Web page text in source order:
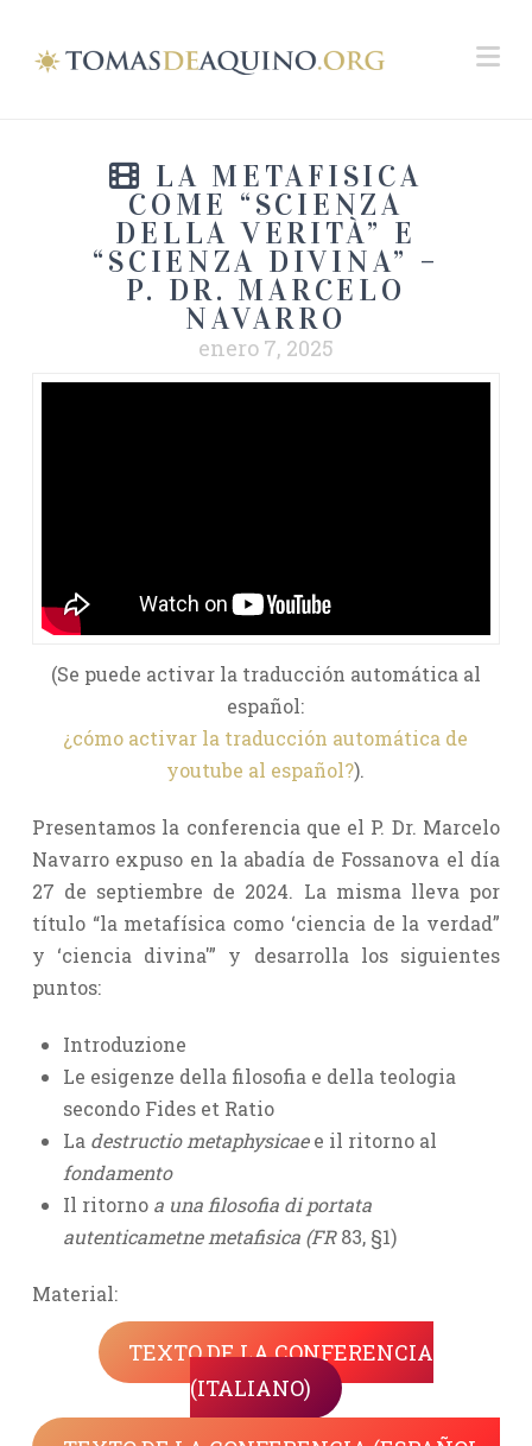
LA METAFISICA
COME “SCIENZA
DELLA VERITÀ” E
“SCIENZA DIVINA” –
P. DR. MARCELO
NAVARRO
enero 7, 2025
(Se puede activar la traducción automática al
español:
¿cómo activar la traducción automática de
youtube al español?).
Presentamos la conferencia que el P. Dr. Marcelo
Navarro expuso en la abadía de Fossanova el día
27 de septiembre de 2024. La misma lleva por
título “la metafísica como ‘ciencia de la verdad”
y ‘ciencia divina'” y desarrolla los siguientes
puntos:
Introduzione
Le esigenze della filosofia e della teologia
secondo Fides et Ratio
La destructio metaphysicaee il ritorno al
fondamento
Il ritorno a una filosofia di portata
autenticametne metafisica (FR83, §1)
Material:
TEXTO DE LA CONFERENCIA
(ITALIANO)